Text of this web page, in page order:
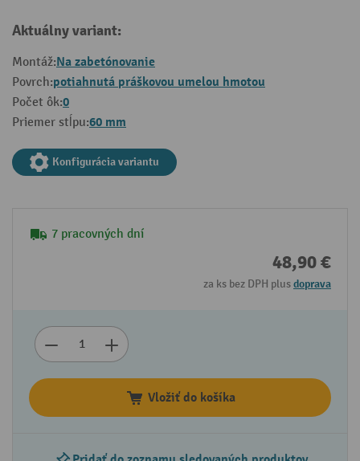
Aktuálny variant:
Montáž:Na zabetónovanie
Povrch:potiahnutá práškovou umelou hmotou
Počet ôk:0
Priemer stĺpu:60 mm
Konfigurácia variantu
7 pracovných dní
48,90 €
za ks bez DPH plusdoprava
Vložiť do košíka